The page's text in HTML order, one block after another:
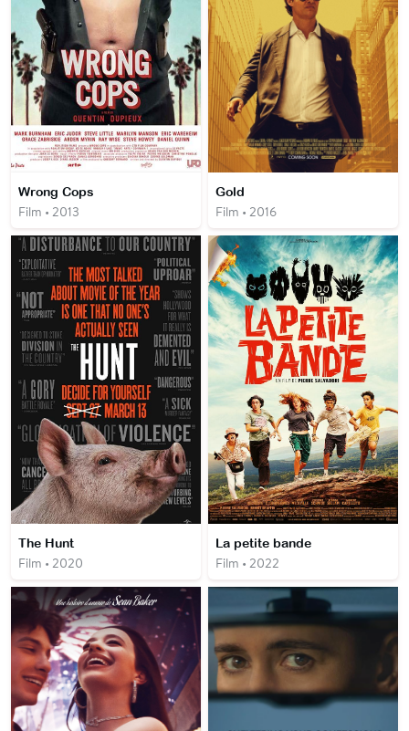
Wrong Cops
Film • 2013
Gold
Film • 2016
The Hunt
Film • 2020
La petite bande
Film • 2022